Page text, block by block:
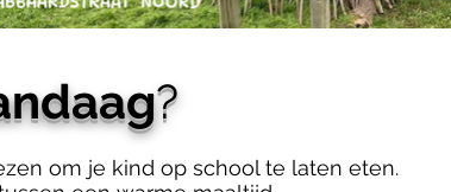
?
om je kind op school te laten eten.